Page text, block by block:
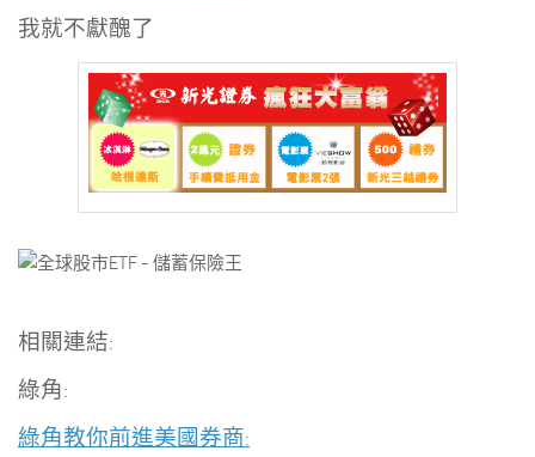
我就不獻醜了
相關連結:
綠角:
綠角教你前進美國券商: